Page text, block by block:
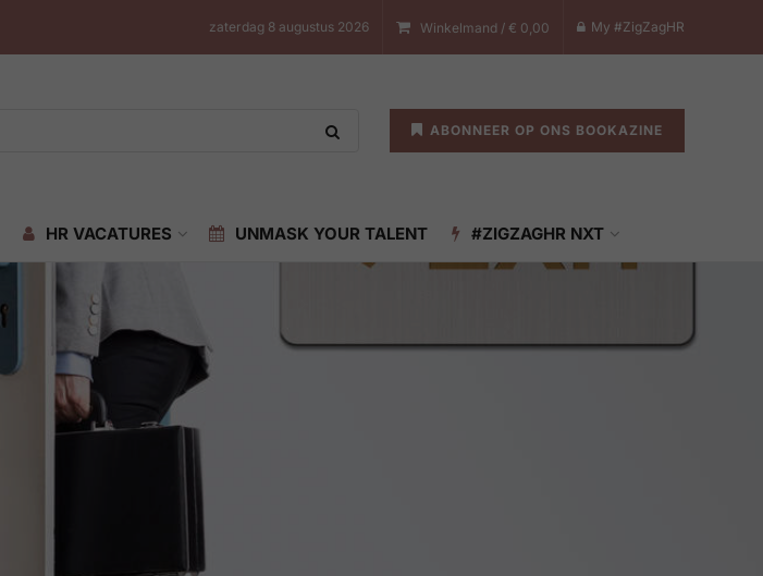
zaterdag 8 augustus 2026 Winkelmand / € 0,00 My #ZigZagHR
ABONNEER OP ONS BOOKAZINE
HR VACATURES UNMASK YOUR TALENT #ZIGZAGHR NXT